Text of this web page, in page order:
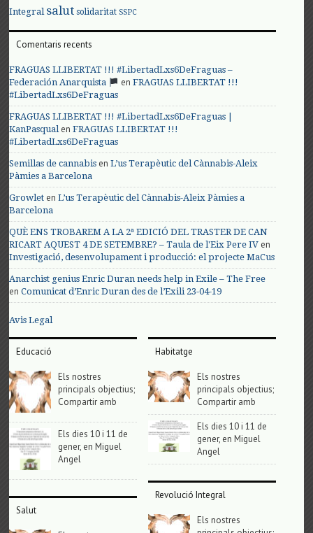
Integral salut solidaritat SSPC
Comentaris recents
FRAGUAS LLIBERTAT !!! #LibertadLxs6DeFraguas –
Federación Anarquista
enFRAGUAS LLIBERTAT !!!
#LibertadLxs6DeFraguas
FRAGUAS LLIBERTAT !!! #LibertadLxs6DeFraguas |
KanPasqualenFRAGUAS LLIBERTAT !!!
#LibertadLxs6DeFraguas
Semillas de cannabis enL’us Terapèutic del Cànnabis-Aleix
Pàmies a Barcelona
Growlet enL’us Terapèutic del Cànnabis-Aleix Pàmies a
Barcelona
QUÈ ENS TROBAREM A LA 2ª EDICIÓ DEL TRASTER DE CAN
RICART AQUEST 4 DE SETEMBRE? – Taula de l'Eix Pere IV en
Investigació, desenvolupament i producció: el projecte MaCus
Anarchist genius Enric Duran needs help in Exile – The Free
enComunicat d’Enric Duran des de l’Exili 23-04-19
Avis Legal
Educació
Els nostres
principals objectius;
Compartir amb
Els dies 10 i 11 de
gener, en Miguel
Angel
Salut
Habitatge
Els nostres
principals objectius;
Compartir amb
Els dies 10 i 11 de
gener, en Miguel
Angel
Revolució Integral
Els nostres